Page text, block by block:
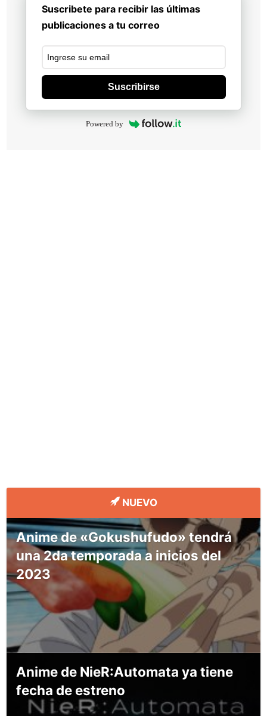
Suscribete para recibir las últimas
publicaciones a tu correo
Suscribirse
Powered by
NUEVO
Anime de «Gokushufudo» tendrá
una 2da temporada a inicios del
2023
Anime de NieR:Automata ya tiene
fecha de estreno